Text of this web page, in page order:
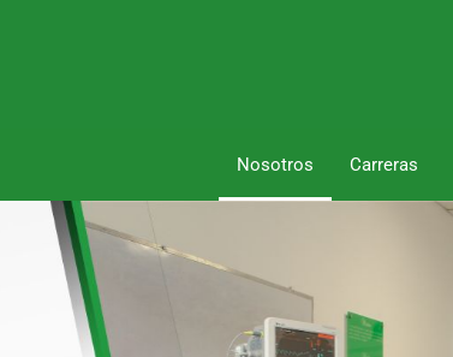
Nosotros Carreras